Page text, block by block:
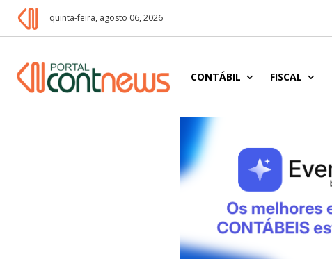
quinta-feira, agosto 06, 2026
CONTÁBIL FISCAL